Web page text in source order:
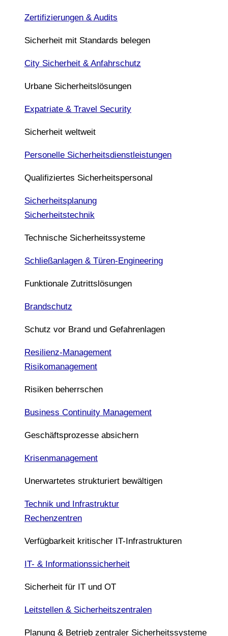
Zertifizierungen & Audits
Sicherheit mit Standards belegen
City Sicherheit & Anfahrschutz
Urbane Sicherheitslösungen
Expatriate & Travel Security
Sicherheit weltweit
Personelle Sicherheitsdienstleistungen
Qualifiziertes Sicherheitspersonal
Sicherheitsplanung
Sicherheitstechnik
Technische Sicherheitssysteme
Schließanlagen & Türen-Engineering
Funktionale Zutrittslösungen
Brandschutz
Schutz vor Brand und Gefahrenlagen
Resilienz-Management
Risikomanagement
Risiken beherrschen
Business Continuity Management
Geschäftsprozesse absichern
Krisenmanagement
Unerwartetes strukturiert bewältigen
Technik und Infrastruktur
Rechenzentren
Verfügbarkeit kritischer IT-Infrastrukturen
IT- & Informationssicherheit
Sicherheit für IT und OT
Leitstellen & Sicherheitszentralen
Planung & Betrieb zentraler Sicherheitssysteme